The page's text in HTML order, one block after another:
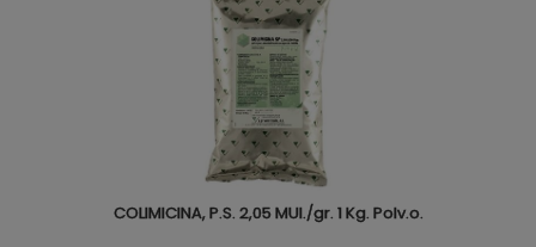
COLIMICINA, P.S. 2,05 MUI./gr. 1 Kg. Polv.o.